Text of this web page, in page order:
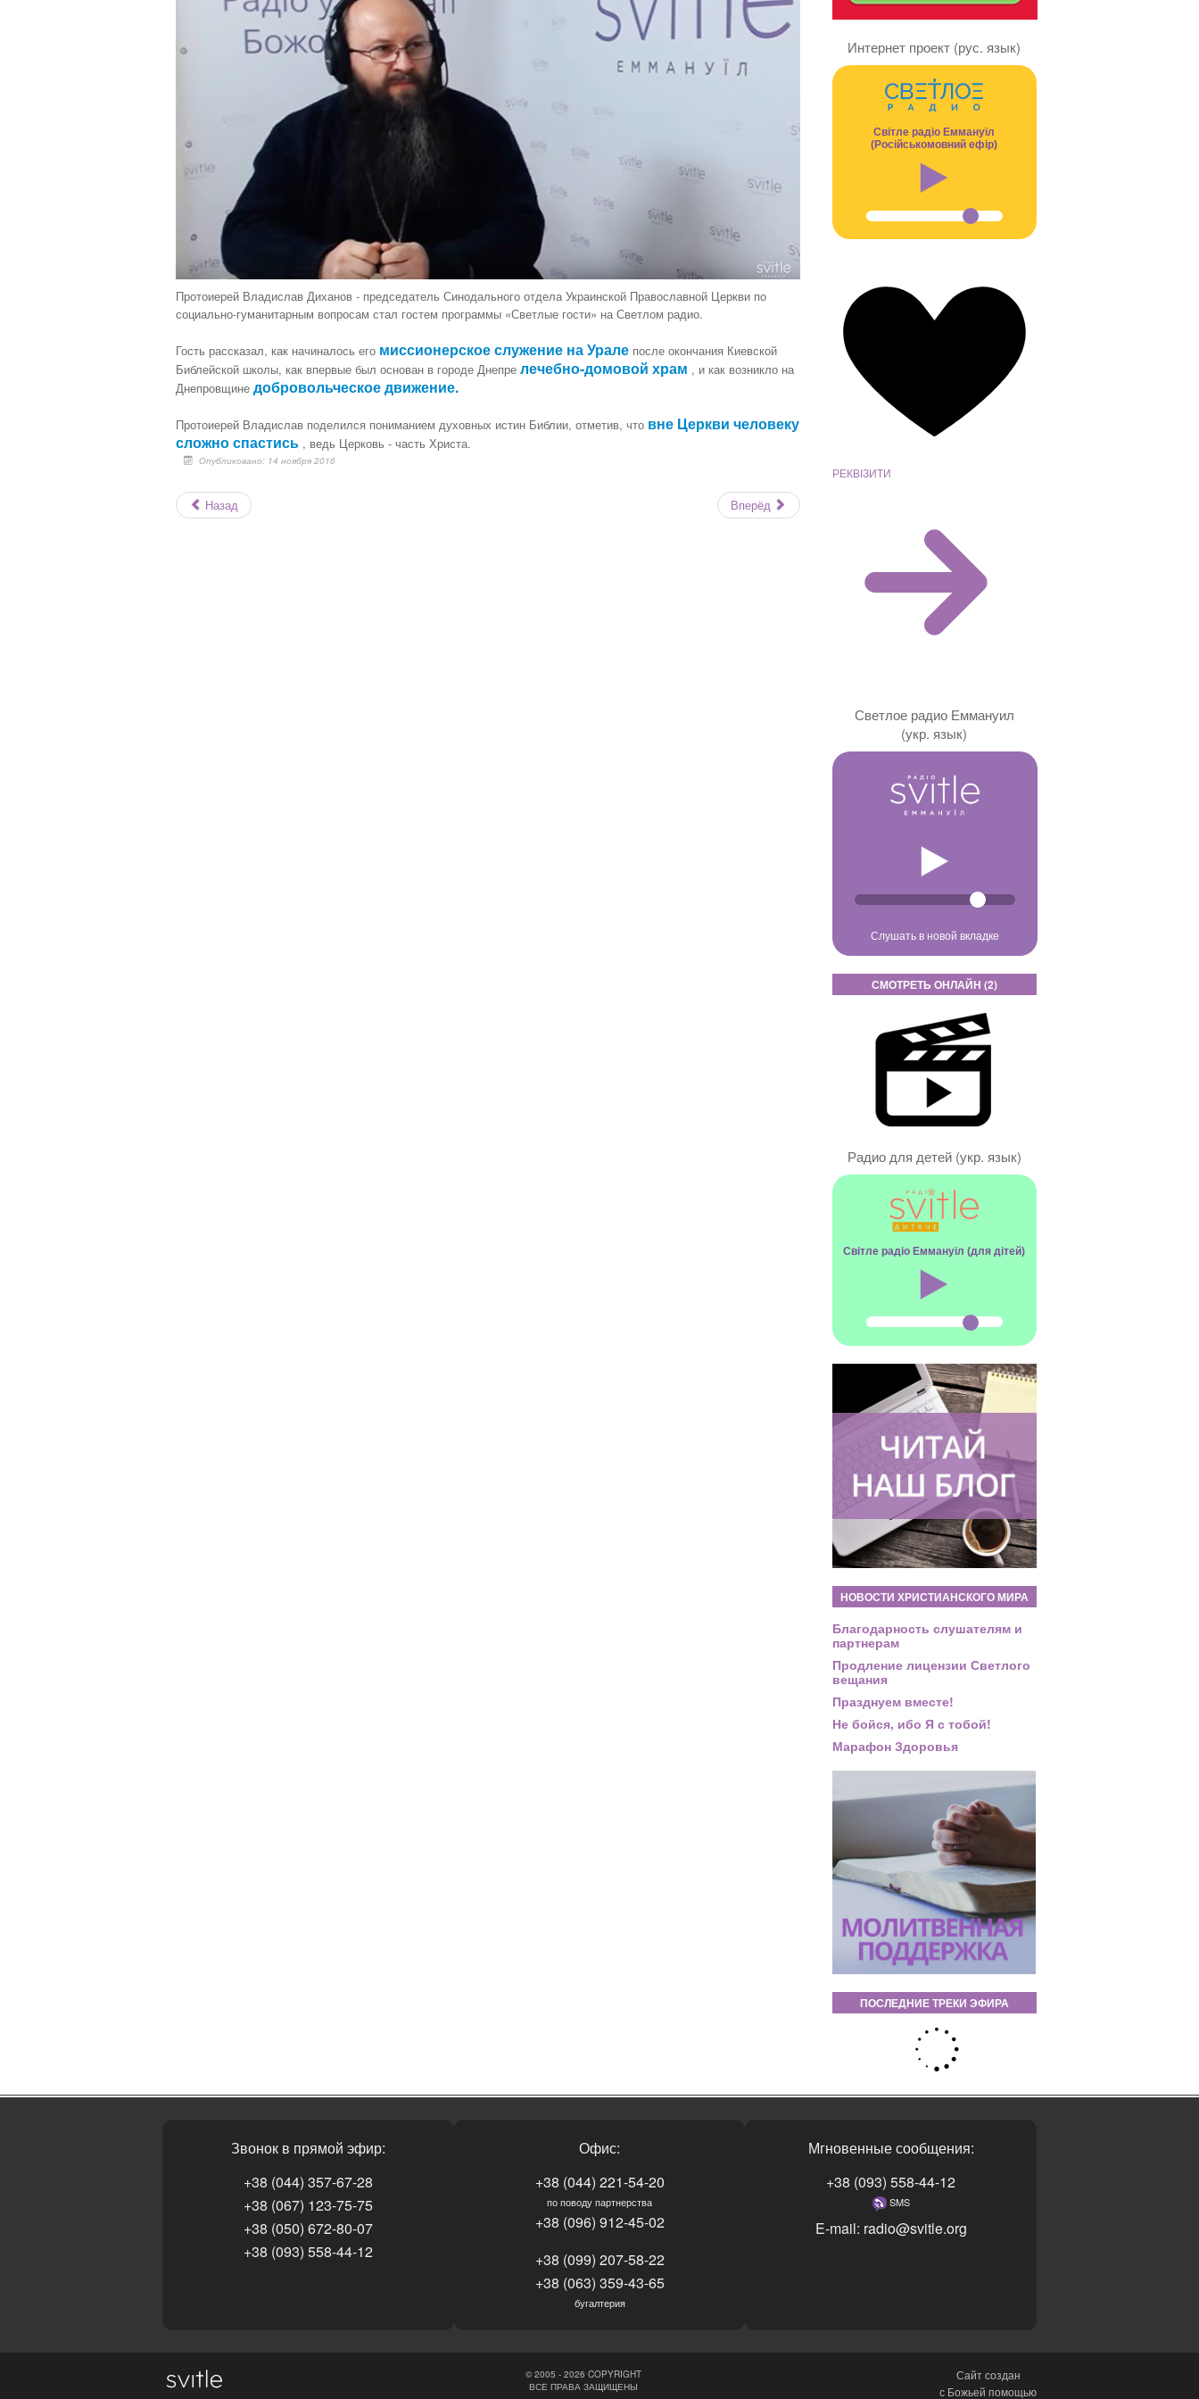
с
Протоиерей Владислав Диханов - председатель Синодального отдела Украинской Православной Церкви по
социально-гуманитарным вопросам стал гостем программы «Светлые гости» на Светлом радио.
Гость рассказал, как начиналось его миссионерское служение на Урале после окончания Киевской
Библейской школы, как впервые был основан в городе Днепре лечебно-домовой храм , и как возникло на
Днепровщине добровольческое движение.
Протоиерей Владислав поделился пониманием духовных истин Библии, отметив, что вне Церкви человеку
сложно спастись , ведь Церковь - часть Христа.
Опубликовано: 14 ноября 2016
Назад Вперёд
Интернет проект (рус. язык)
Світле радіо Еммануїл
(Російськомовний ефір)
РЕКВІЗИТИ
Светлое радио Еммануил
(укр. язык)
Слушать в новой вкладке
СМОТРЕТЬ ОНЛАЙН (2)
Радио для детей (укр. язык)
Світле радіо Еммануїл (для дітей)
НОВОСТИ ХРИСТИАНСКОГО МИРА
Благодарность слушателям и
партнерам
Продление лицензии Светлого
вещания
Празднуем вместе!
Не бойся, ибо Я с тобой!
Марафон Здоровья
ПОСЛЕДНИЕ ТРЕКИ ЭФИРА
Звонок в прямой эфир:
+38 (044) 357-67-28
+38 (067) 123-75-75
+38 (050) 672-80-07
+38 (093) 558-44-12
Офис:
+38 (044) 221-54-20
по поводу партнерства
+38 (096) 912-45-02
+38 (099) 207-58-22
+38 (063) 359-43-65
бугалтерия
Мгновенные сообщения:
+38 (093) 558-44-12
SMS
E-mail: radio@svitle.org
Сайт создан
с Божьей помощью
© 2005 - 2026 COPYRIGHT
ВСЕ ПРАВА ЗАЩИЩЕНЫ